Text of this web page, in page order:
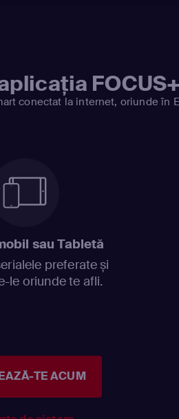
FOCUS+
conectat la internet, oriunde în
sau Tabletă
preferate și
le oriunde te afli.
TE ACUM